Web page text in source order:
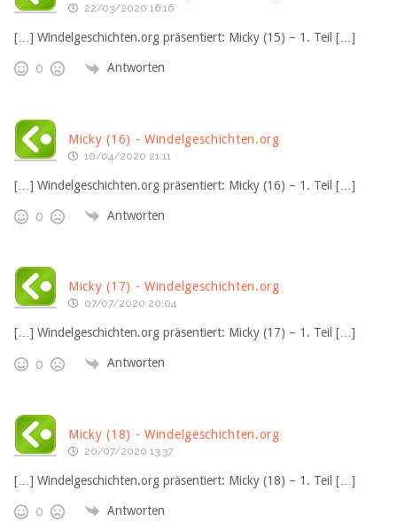
22/03/2020 16:16
[…] Windelgeschichten.org präsentiert: Micky (15) – 1. Teil […]
0 Antworten
Micky (16) - Windelgeschichten.org
10/04/2020 21:11
[…] Windelgeschichten.org präsentiert: Micky (16) – 1. Teil […]
0 Antworten
Micky (17) - Windelgeschichten.org
07/07/2020 20:04
[…] Windelgeschichten.org präsentiert: Micky (17) – 1. Teil […]
0 Antworten
Micky (18) - Windelgeschichten.org
20/07/2020 13:37
[…] Windelgeschichten.org präsentiert: Micky (18) – 1. Teil […]
0 Antworten